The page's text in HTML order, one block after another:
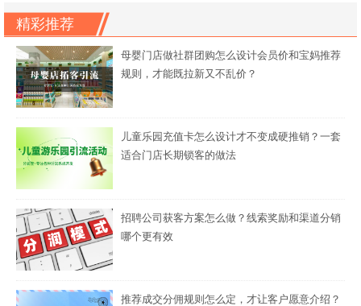
精彩推荐
母婴门店做社群团购怎么设计会员价和宝妈推荐
规则，才能既拉新又不乱价？
儿童乐园充值卡怎么设计才不变成硬推销？一套
适合门店长期锁客的做法
招聘公司获客方案怎么做？线索奖励和渠道分销
哪个更有效
推荐成交分佣规则怎么定，才让客户愿意介绍？